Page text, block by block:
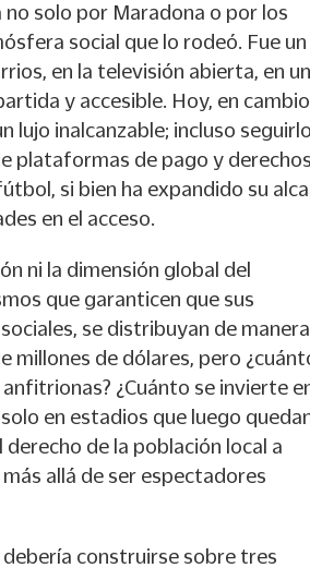
solo por Maradona o por los
social que lo rodeó. Fue un
en la televisión abierta, en
y accesible. Hoy, en
lujo inalcanzable; incluso seguirlo
plataformas de pago y derechos
si bien ha expandido su
en el acceso.
ni la dimensión global del
que garanticen que sus
se distribuyan de manera
millones de dólares, pero
¿Cuánto se invierte
en estadios que luego
de la población local a
allá de ser espectadores
debería construirse sobre tres